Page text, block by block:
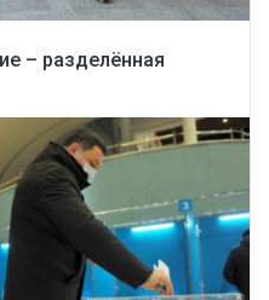
– разделённая